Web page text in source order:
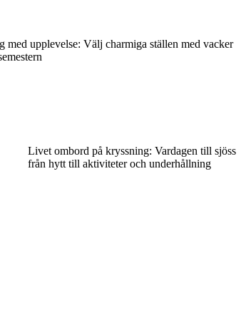
med upplevelse: Välj charmiga ställen med vacker
Livet ombord på kryssning: Vardagen till sjöss
från hytt till aktiviteter och underhållning